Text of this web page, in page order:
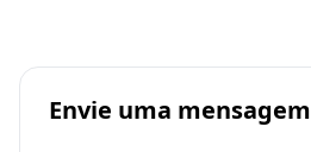
Envie uma mensagem